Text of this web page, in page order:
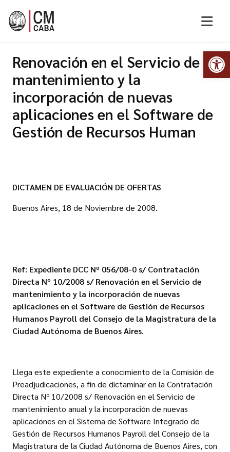
Renovación en el Servicio de
mantenimiento y la
incorporación de nuevas
aplicaciones en el Software de
Gestión de Recursos Human
DICTAMEN DE EVALUACIÓN DE OFERTAS
Buenos Aires, 18 de Noviembre de 2008.
Ref: Expediente DCC Nº 056/08-0 s/ Contratación
Directa Nº 10/2008 s/ Renovación en el Servicio de
mantenimiento y la incorporación de nuevas
aplicaciones en el Software de Gestión de Recursos
Humanos Payroll del Consejo de la Magistratura de la
Ciudad Autónoma de Buenos Aires.
Llega este expediente a conocimiento de la Comisión de
Preadjudicaciones, a fin de dictaminar en la Contratación
Directa Nº 10/2008 s/ Renovación en el Servicio de
mantenimiento anual y la incorporación de nuevas
aplicaciones en el Sistema de Software Integrado de
Gestión de Recursos Humanos Payroll del Consejo de la
Magistratura de la Ciudad Autónoma de Buenos Aires, con